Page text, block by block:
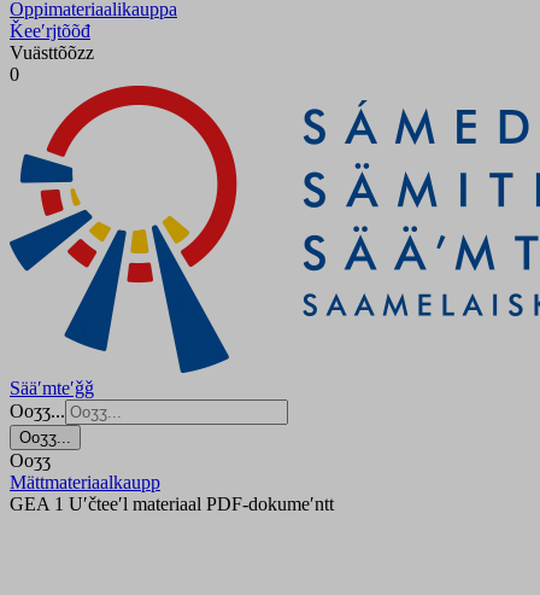
Oppimateriaalikauppa
Ǩeeʹrjtõõđ
Vuästtõõzz
0
Sääʹmteʹǧǧ
Ooʒʒ...
Ooʒʒ...
Ooʒʒ
Mättmateriaalkaupp
GEA 1 Uʹčteeʹl materiaal PDF-dokumeʹntt